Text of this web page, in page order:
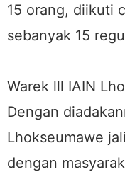
15 orang, diikuti
sebanyak 15
Warek lll IAIN
Dengan
Lhokseumawe
dengan